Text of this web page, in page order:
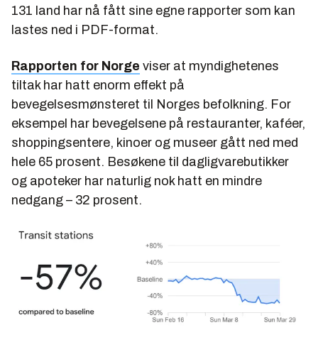
131 land har nå fått sine egne rapporter som kan
lastes ned i PDF-format.
Rapporten for Norge viser at myndighetenes
tiltak har hatt enorm effekt på
bevegelsesmønsteret til Norges befolkning. For
eksempel har bevegelsene på restauranter, kaféer,
shoppingsentere, kinoer og museer gått ned med
hele 65 prosent. Besøkene til dagligvarebutikker
og apoteker har naturlig nok hatt en mindre
nedgang – 32 prosent.